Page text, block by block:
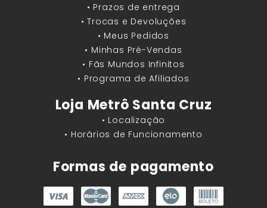
• Prazos de entrega
• Trocas e Devoluções
• Meus Pedidos
• Minhas Pré-Vendas
• Fãs Mundos Infinitos
• Programa de Afiliados
Loja Metrô Santa Cruz
• Localização
• Horários de Funcionamento
Formas de pagamento